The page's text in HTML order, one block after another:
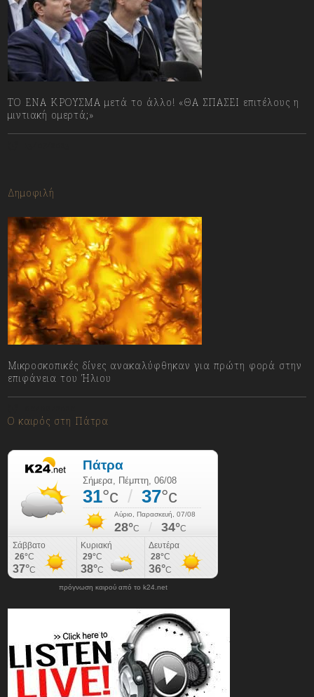
ΤΟ ΕΝΑ ΚΡΟΥΣΜΑ μετά το άλλο! «ΘΑ ΣΠΑΣΕΙ επιτέλους η
μιντιακή ομερτά;»
Δημοφιλή
Μικροσκοπικές δίνες ανακαλύφθηκαν για πρώτη φορά στην
επιφάνεια του Ήλιου
Ο καιρός στη Πάτρα
πρόγνωση καιρού από το k24.net